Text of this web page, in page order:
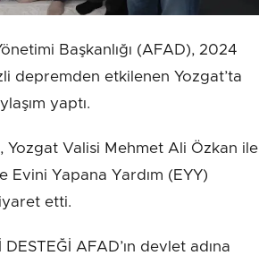
Başkanlığı (AFAD), 2024
depremden etkilenen Yozgat’ta
yaptı.
Yozgat Valisi Mehmet Ali Özkan ile
Evini Yapana Yardım (EYY)
etti.
AFAD’ın devlet adına